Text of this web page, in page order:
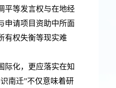
平等发言权与在地经
申请项目资助中所面
有权失衡等现实难
际化，更应落实在知
南迁”不仅意味着研